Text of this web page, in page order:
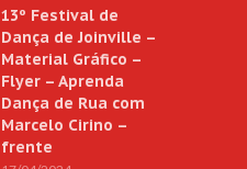
13º Festival de
Dança de Joinville –
Material Gráfico –
Flyer – Aprenda
Dança de Rua com
Marcelo Cirino –
frente